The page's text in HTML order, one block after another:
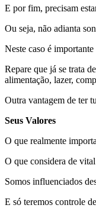
E por fim, precisam
Ou seja, não adianta
Neste caso é
Repare que já se trata
alimentação, lazer,
Outra vantagem de ter
Seus Valores
O que realmente
O que considera de
Somos influenciados
E só teremos controle